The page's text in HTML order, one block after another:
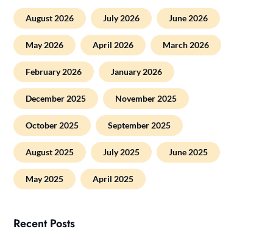
August 2026 July 2026 June 2026
May 2026 April 2026 March 2026
February 2026 January 2026
December 2025 November 2025
October 2025 September 2025
August 2025 July 2025 June 2025
May 2025 April 2025
Recent Posts